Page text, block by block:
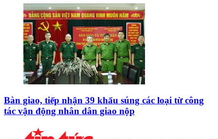
Bàn giao, tiếp nhận 39 khẩu súng các loại từ công
tác vận động nhân dân giao nộp